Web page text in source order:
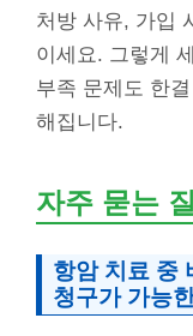
처방 사유, 가입
이세요. 그렇게
부족 문제도 한
해집니다.
자주 묻는
항암 치료 중
청구가 가능